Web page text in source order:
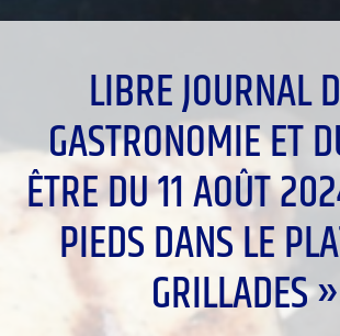
LIBRE JOURNAL
GASTRONOMIE ET
ÊTRE DU 11 AOÛT
PIEDS DANS LE
GRILLADES »